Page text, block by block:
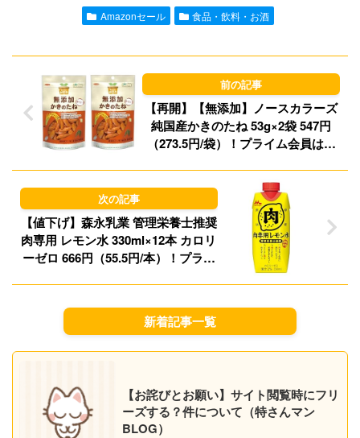
l o
o y
Amazonセール 食品・飲料・お酒
【再開】【無添加】ノースカラーズ
純国産かきのたね 53g×2袋 547円
（273.5円/袋）！プライム会員は送
【値下げ】森永乳業 管理栄養士推奨
肉専用 レモン水 330ml×12本 カロリ
ーゼロ 666円（55.5円/本）！プライ
新着記事一覧
【お詫びとお願い】サイト閲覧時にフリ
ーズする？件について（特さんマン
BLOG）